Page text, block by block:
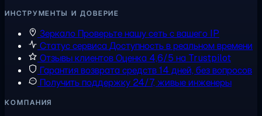
ИНСТРУМЕНТЫ И ДОВЕРИЕ
Зеркало Проверьте нашу сеть с вашего IP
Статус сервисаДоступность в реальном времени
Отзывы клиентовОценка 4,6/5 на Trustpilot
Гарантия возврата средств14 дней, без вопросов
Получить поддержку 24/7, живые инженеры
КОМПАНИЯ